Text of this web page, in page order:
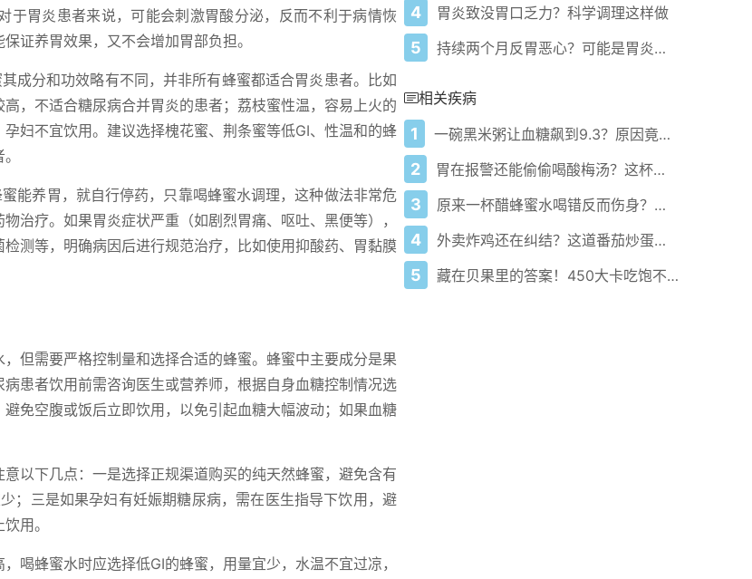
于胃炎患者来说，可能会刺激胃酸分泌，反而不利于病情恢
证养胃效果，又不会增加胃部负担。
成分和功效略有不同，并非所有蜂蜜都适合胃炎患者。比如
，不适合糖尿病合并胃炎的患者；荔枝蜜性温，容易上火的
妇不宜饮用。建议选择槐花蜜、荆条蜜等低GI、性温和的蜂
能养胃，就自行停药，只靠喝蜂蜜水调理，这种做法非常危
治疗。如果胃炎症状严重（如剧烈胃痛、呕吐、黑便等），
测等，明确病因后进行规范治疗，比如使用抑酸药、胃黏膜
但需要严格控制量和选择合适的蜂蜜。蜂蜜中主要成分是果
患者饮用前需咨询医生或营养师，根据自身血糖控制情况选
免空腹或饭后立即饮用，以免引起血糖大幅波动；如果血糖
以下几点：一是选择正规渠道购买的纯天然蜂蜜，避免含有
三是如果孕妇有妊娠期糖尿病，需在医生指导下饮用，避
用。
喝蜂蜜水时应选择低GI的蜂蜜，用量宜少，水温不宜过凉，
4 胃炎致没胃口乏力？科学调理这样做
5 持续两个月反胃恶心？可能是胃炎在“报警”
相关疾病
1 一碗黑米粥让血糖飙到9.3？原因竟藏在这一步！
2 胃在报警还能偷偷喝酸梅汤？这杯你真敢碰吗？
3 原来一杯醋蜂蜜水喝错反而伤身？这3个细节90%的人不知道
4 外卖炸鸡还在纠结？这道番茄炒蛋吃出便规律瘦2斤还不饿！
5 藏在贝果里的答案！450大卡吃饱不困真能实现？